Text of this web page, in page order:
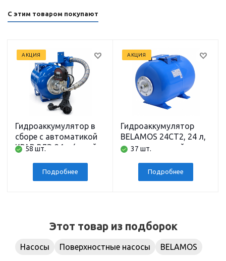
С этим товаром покупают
АКЦИЯ
Гидроаккумулятор в
сборе с автоматикой
КРАВ РДЭ 24 л (сухой
гидробак)
58 шт.
Подробнее
АКЦИЯ
Гидроаккумулятор
BELAMOS 24CT2, 24 л,
горизонтальный,
37 шт.
Подробнее
Этот товар из подборок
Насосы Поверхностные насосы BELAMOS